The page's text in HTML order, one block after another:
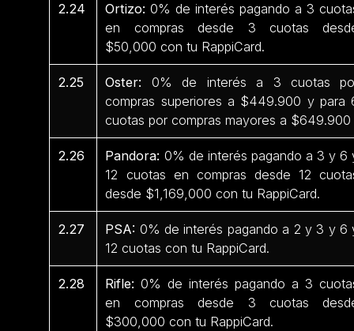
2.24 Ortizo:0% de interés pagando a 3
en compras desde 3 cuotas
$50,000 con tu RappiCard.
2.25 Oster: 0% de interés a 3 cuotas
compras superiores a $449.900 y para
cuotas por compras mayores a
2.26 Pandora: 0% de interés pagando a 3 y 6
12 cuotas en compras desde 12
desde $1,169,000 con tu RappiCard.
2.27 PSA: 0% de interés pagando a 2 y 3 y 6
12 cuotas con tu RappiCard.
2.28 Rifle:0% de interés pagando a 3
en compras desde 3 cuotas
$300,000 con tu RappiCard.